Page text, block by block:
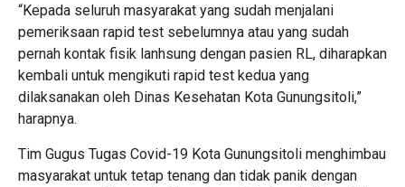
“Kepada seluruh masyarakat yang sudah menjalani
pemeriksaan rapid test sebelumnya atau yang sudah
pernah kontak fisik lanhsung dengan pasien RL, diharapkan
kembali untuk mengikuti rapid test kedua yang
dilaksanakan oleh Dinas Kesehatan Kota Gunungsitoli,”
harapnya.
Tim Gugus Tugas Covid-19 Kota Gunungsitoli menghimbau
masyarakat untuk tetap tenang dan tidak panik dengan